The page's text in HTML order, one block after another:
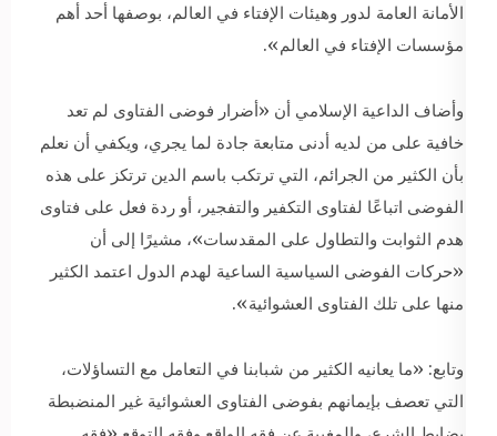
الأمانة العامة لدور وهيئات الإفتاء في العالم، بوصفها أحد أهم
مؤسسات الإفتاء في العالم».
وأضاف الداعية الإسلامي أن «أضرار فوضى الفتاوى لم تعد
خافية على من لديه أدنى متابعة جادة لما يجري، ويكفي أن نعلم
بأن الكثير من الجرائم، التي ترتكب باسم الدين ترتكز على هذه
الفوضى اتباعًا لفتاوى التكفير والتفجير، أو ردة فعل على فتاوى
هدم الثوابت والتطاول على المقدسات»، مشيرًا إلى أن
«حركات الفوضى السياسية الساعية لهدم الدول اعتمد الكثير
منها على تلك الفتاوى العشوائية».
وتابع: «ما يعانيه الكثير من شبابنا في التعامل مع التساؤلات،
التي تعصف بإيمانهم بفوضى الفتاوى العشوائية غير المنضبطة